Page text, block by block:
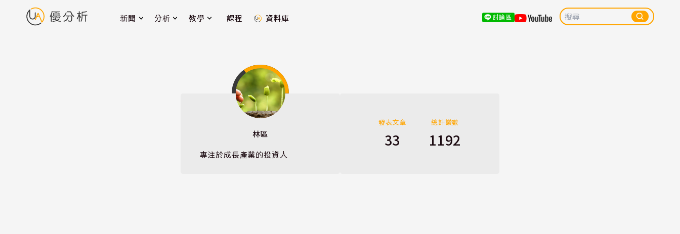
新聞 分析 教學 課程 資料庫 討論區
專注於成長產業的投資人
林區
發表文章
33
總計讚數
1192